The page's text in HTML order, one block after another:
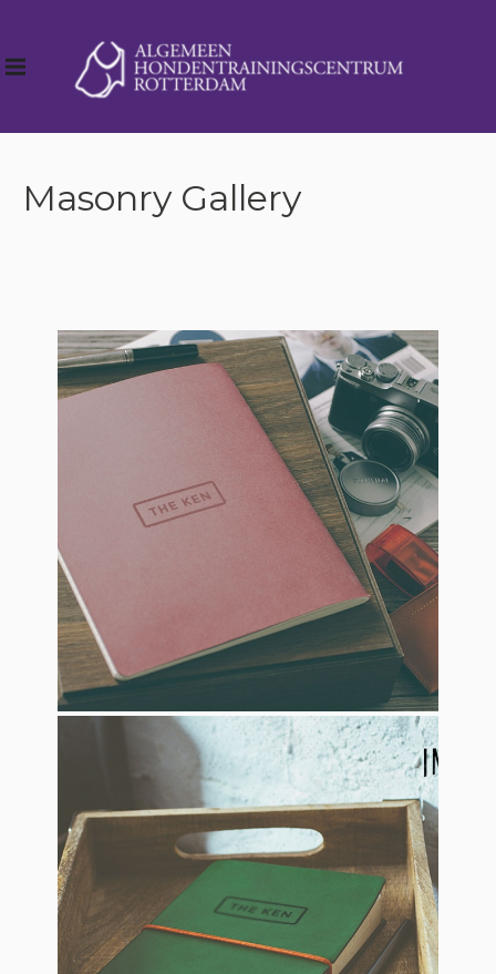
Masonry Gallery